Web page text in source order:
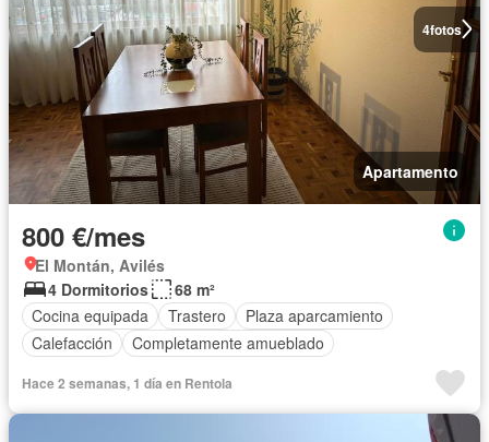
4fotos
Apartamento
800 €/mes
El Montán, Avilés
4 Dormitorios
68 m²
Cocina equipada
Trastero
Plaza aparcamiento
Calefacción
Completamente amueblado
Hace 2 semanas, 1 día en Rentola